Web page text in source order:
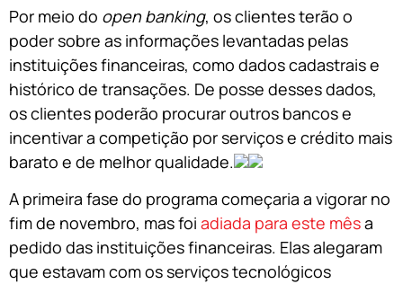
Por meio do open banking, os clientes terão o
poder sobre as informações levantadas pelas
instituições financeiras, como dados cadastrais e
histórico de transações. De posse desses dados,
os clientes poderão procurar outros bancos e
incentivar a competição por serviços e crédito mais
barato e de melhor qualidade.
A primeira fase do programa começaria a vigorar no
fim de novembro, mas foi adiada para este mêsa
pedido das instituições financeiras. Elas alegaram
que estavam com os serviços tecnológicos